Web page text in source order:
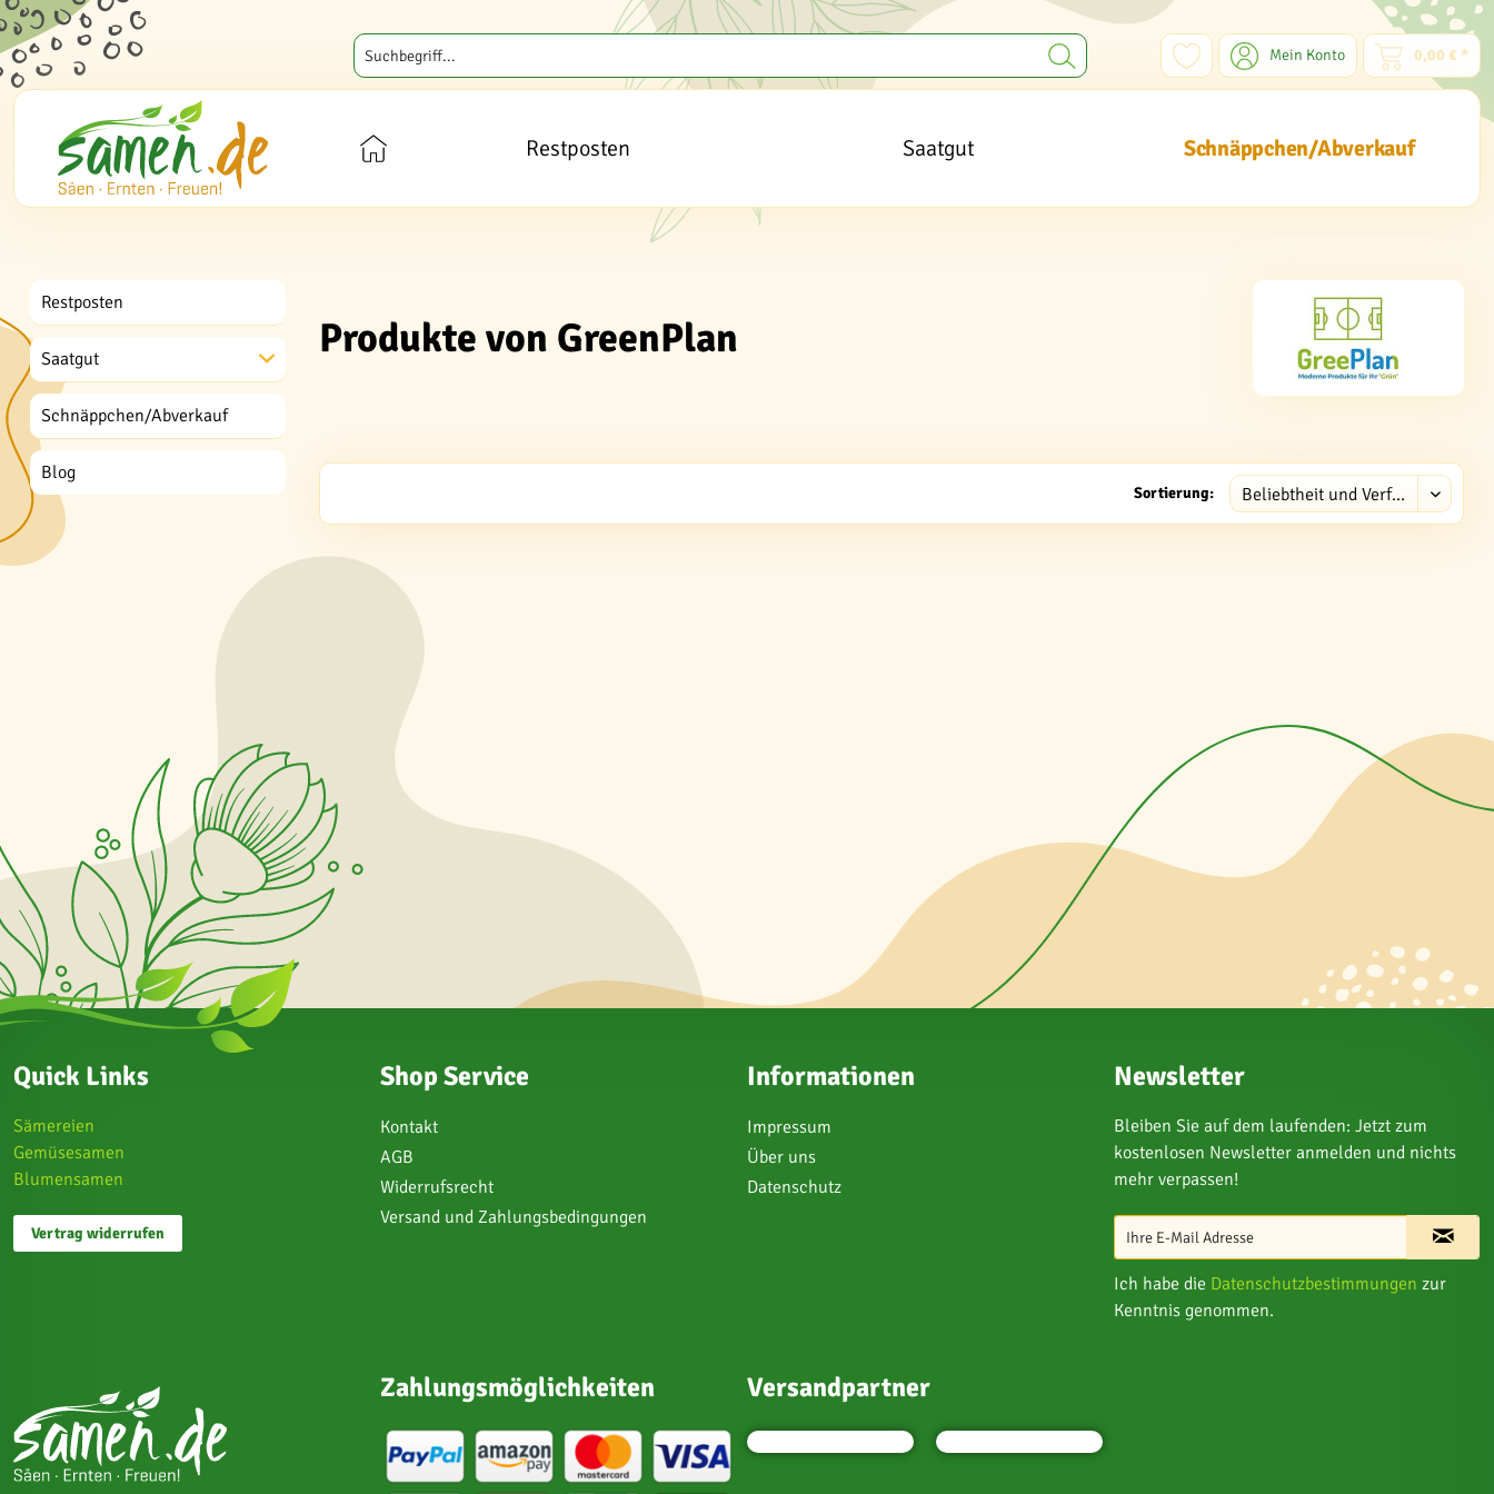
Mein Konto 0,00 € *
Restposten Saatgut Schnäppchen/Abverkauf
Restposten
Saatgut
Schnäppchen/Abverkauf
Blog
Produkte von GreenPlan
Sortierung:
Quick Links
Sämereien
Gemüsesamen
Blumensamen
Vertrag widerrufen
Shop Service
Kontakt
AGB
Widerrufsrecht
Versand und Zahlungsbedingungen
Informationen
Impressum
Über uns
Datenschutz
Newsletter
Bleiben Sie auf dem laufenden: Jetzt zum
kostenlosen Newsletter anmelden und nichts
mehr verpassen!
Ich habe die Datenschutzbestimmungen zur
Kenntnis genommen.
Zahlungsmöglichkeiten Versandpartner